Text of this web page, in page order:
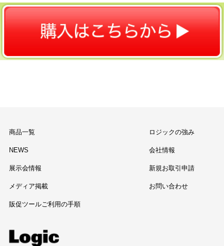
商品一覧
NEWS
展示会情報
メディア掲載
販促ツールご利用の手順
ロジックの強み
会社情報
新規お取引申請
お問い合わせ